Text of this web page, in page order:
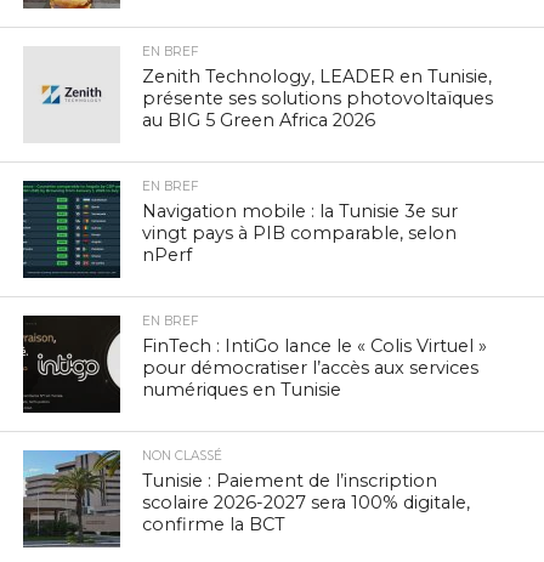
EN BREF
Zenith Technology, LEADER en Tunisie,
présente ses solutions photovoltaïques
au BIG 5 Green Africa 2026
EN BREF
Navigation mobile : la Tunisie 3e sur
vingt pays à PIB comparable, selon
nPerf
EN BREF
FinTech : IntiGo lance le « Colis Virtuel »
pour démocratiser l’accès aux services
numériques en Tunisie
NON CLASSÉ
Tunisie : Paiement de l’inscription
scolaire 2026-2027 sera 100% digitale,
confirme la BCT